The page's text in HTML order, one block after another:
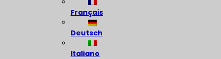
Français
Deutsch
Italiano